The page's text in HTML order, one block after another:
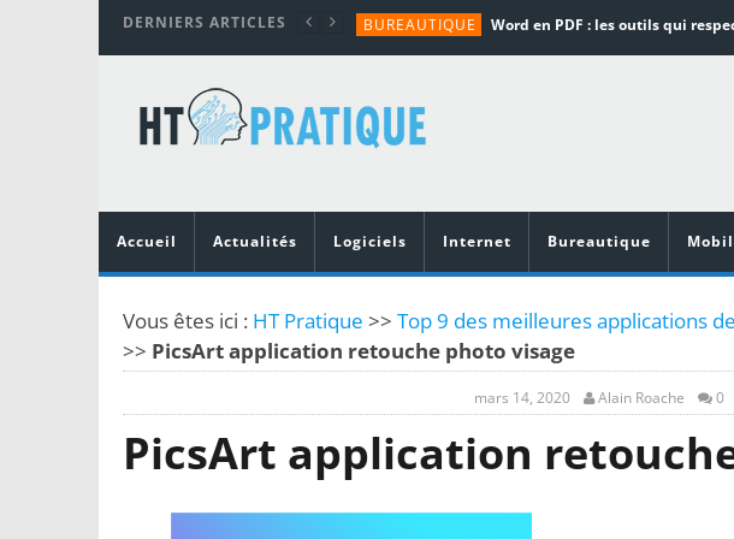
DERNIERS ARTICLES BUREAUTIQUE
TUTORIALS
MATÉRIEL
Accueil
Actualités Logiciels Internet Bureautique
Vous êtes ici : HT Pratique >> Top 9 des meilleures applications
>> PicsArt application retouche photo visage
mars 14, 2020 Alain Roache 0
PicsArt application